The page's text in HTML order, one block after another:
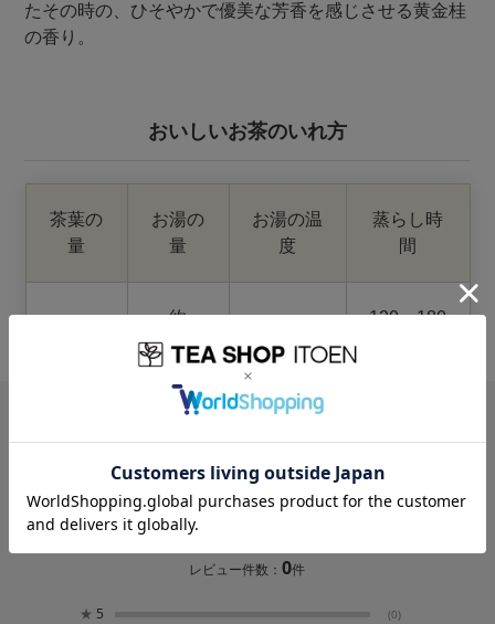
たその時の、ひそやかで優美な芳香を感じさせる黄金桂
の香り。
おいしいお茶のいれ方
茶葉の
量
お湯の
量
お湯の温
度
蒸らし時
間
約
150ml
120～180
レビュー
0.0
レビュー件数：0件
★ 5 (0)